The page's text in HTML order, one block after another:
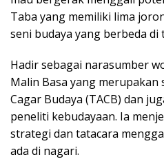
Taba yang memiliki lima
seni budaya yang berbeda
Hadir sebagai narasumber
Malin Basa yang
Cagar Budaya (TACB) dan
peneliti kebudayaan. Ia
strategi dan tatacara
ada di nagari.